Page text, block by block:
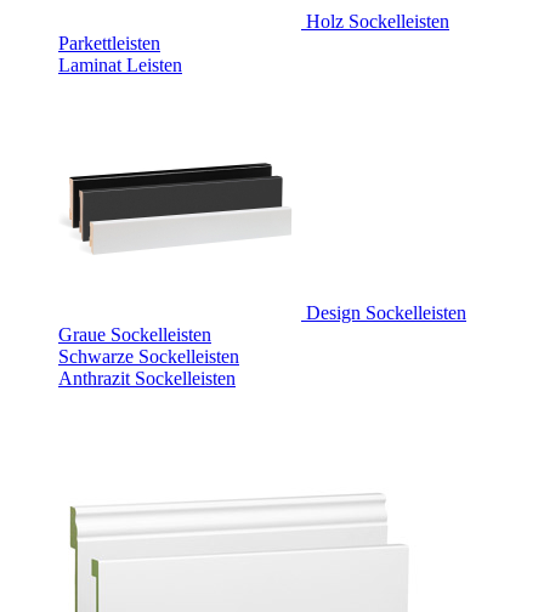
Holz Sockelleisten
Parkettleisten
Laminat Leisten
Design Sockelleisten
Graue Sockelleisten
Schwarze Sockelleisten
Anthrazit Sockelleisten